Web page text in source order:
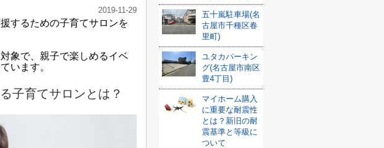
2019-11-29
するための子育てサロンを
象で、親子で楽しめるイベ
います。
子育てサロンとは？
五十嵐駐車場(名
古屋市千種区春
里町)
ユタカパーキン
グ(名古屋市南区
豊4丁目)
マイホーム購入
に重要な耐震性
とは？新旧の耐
震基準と等級に
ついて